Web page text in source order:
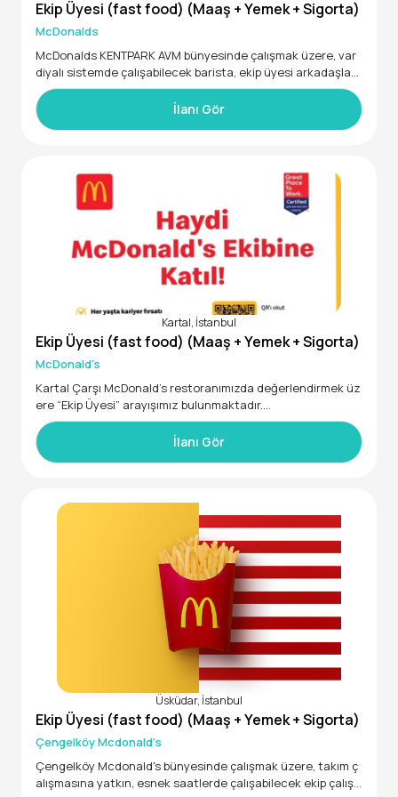
Ekip Üyesi (fast food) (Maaş + Yemek + Sigorta)
McDonalds
McDonalds KENTPARK AVM bünyesinde çalışmak üzere, var
diyalı sistemde çalışabilecek barista, ekip üyesi arkadaşları
arıyoruz. Başvurularınızı bekliyoruz!
İlanı Gör
Kartal, İstanbul
Ekip Üyesi (fast food) (Maaş + Yemek + Sigorta)
McDonald's
Kartal Çarşı McDonald’s restoranımızda değerlendirmek üz
ere “Ekip Üyesi” arayışımız bulunmaktadır.
Genel Nitelikler
· Müşteri memnuniyetine özen gösteren
İlanı Gör
Üsküdar, İstanbul
Ekip Üyesi (fast food) (Maaş + Yemek + Sigorta)
Çengelköy Mcdonald's
Çengelköy Mcdonald's bünyesinde çalışmak üzere, takım ç
alışmasına yatkın, esnek saatlerde çalışabilecek ekip çalış